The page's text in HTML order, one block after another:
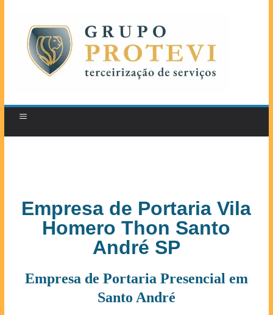
Empresa de Portaria Vila
Homero Thon Santo
André SP
Empresa de Portaria Presencial em
Santo André